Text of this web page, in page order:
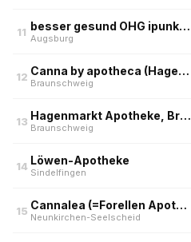
11 besser gesund OHG ipunkt Apotheke
Augsburg
12 Canna by apotheca (Hagenmarkt)
Braunschweig
13 Hagenmarkt Apotheke, Braunschweig
Braunschweig
14 Löwen-Apotheke
Sindelfingen
15 Cannalea (=Forellen Apotheke)
Neunkirchen-Seelscheid